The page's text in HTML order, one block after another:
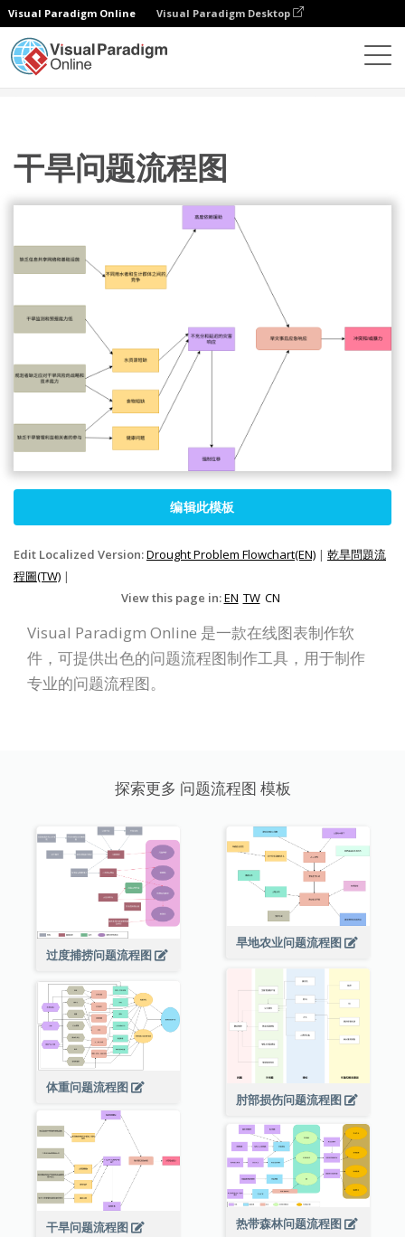
Visual Paradigm Online Visual Paradigm Desktop
干旱问题流程图
编辑此模板
Edit Localized Version:Drought Problem Flowchart(EN) | 乾旱問題流
程圖(TW) |
View this page in:EN TW CN
Visual Paradigm Online 是一款在线图表制作软
件，可提供出色的问题流程图制作工具，用于制作
专业的问题流程图。
探索更多 问题流程图 模板
过度捕捞问题流程图
旱地农业问题流程图
肘部损伤问题流程图
体重问题流程图
干旱问题流程图 热带森林问题流程图